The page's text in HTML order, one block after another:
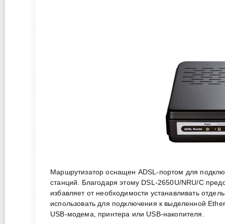
Маршрутизатор оснащен ADSL-портом для
станций. Благодаря этому DSL-2650U/NRU/C
избавляет от необходимости устанавливать
использовать для подключения к выделенной
USB-модема, принтера или USB-накопителя.